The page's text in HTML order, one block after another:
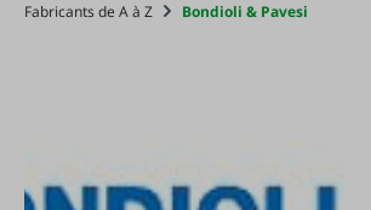
Fabricants de A à Z Bondioli & Pavesi